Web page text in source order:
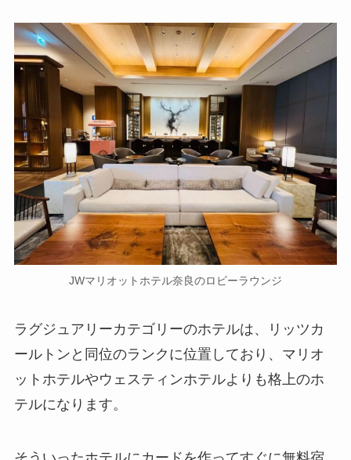
JWマリオットホテル奈良のロビーラウンジ
ラグジュアリーカテゴリーのホテルは、リッツカ
ールトンと同位のランクに位置しており、マリオ
ットホテルやウェスティンホテルよりも格上のホ
テルになります。